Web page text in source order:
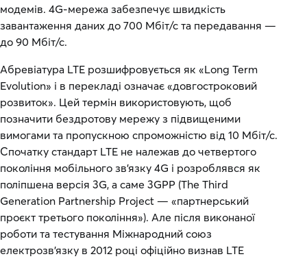
модемів. 4G-мережа забезпечує швидкість
завантаження даних до 700 Мбіт/с та передавання —
до 90 Мбіт/с.
Абревіатура LTE розшифровується як «Long Term
Evolution» і в перекладі означає «довгостроковий
розвиток». Цей термін використовують, щоб
позначити бездротову мережу з підвищеними
вимогами та пропускною спроможністю від 10 Мбіт/с.
Спочатку стандарт LTE не належав до четвертого
покоління мобільного зв'язку 4G і розроблявся як
поліпшена версія 3G, а саме 3GPP (The Third
Generation Partnership Project — «партнерський
проєкт третього покоління»). Але після виконаної
роботи та тестування Міжнародний союз
електрозв'язку в 2012 році офіційно визнав LTE